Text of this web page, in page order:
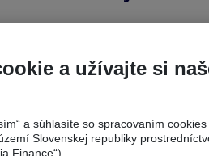
Informačné
Archív
a užívajte si
a súhlasíte so spracovaním
Slovenskej republiky
Finance“).